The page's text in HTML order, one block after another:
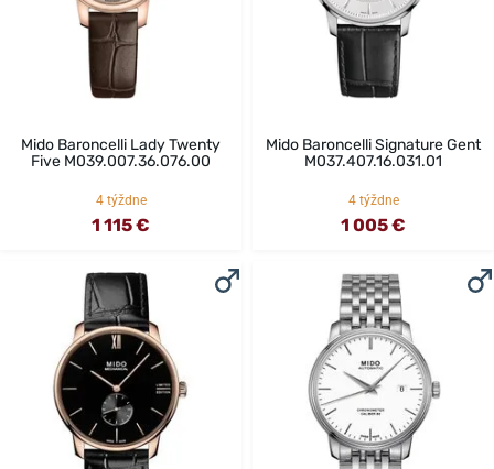
Mido Baroncelli Lady Twenty
Five M039.007.36.076.00
4 týždne
1 115 €
Mido Baroncelli Signature Gent
M037.407.16.031.01
4 týždne
1 005 €